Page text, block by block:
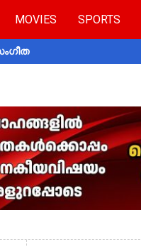
MOVIES SPORTS